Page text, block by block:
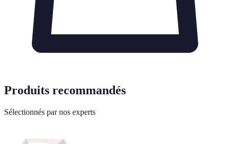
Produits recommandés
Sélectionnés par nos experts